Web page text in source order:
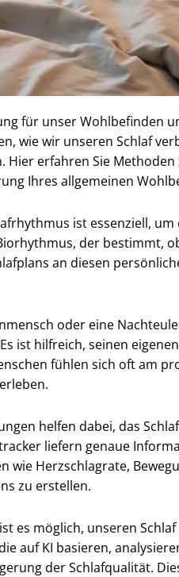
für unser Wohlbefinden
wie wir unseren Schlaf
erfahren Sie
Ihres allgemeinen
ist essenziell,
der bestimmt,
an diesen
oder eine
ist hilfreich, seinen
fühlen sich oft am
helfen dabei, das
liefern genaue
wie Herzschlagrate,
zu erstellen.
es möglich, unseren
auf KI basieren,
der Schlafqualität.